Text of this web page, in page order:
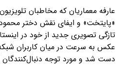
عارفه معماریان که مخاطبان
«پایتخت» و ایفای نقش دختر
تازگی تصویری جدید از خود در
عکس به سرعت در میان کاربران
دست شد و مورد توجه دنبال‌کنندگان